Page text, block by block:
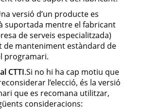
versió d’un producte es
suportada mentre el fabricant
de serveis especialitzada)
de manteniment estàndard de
programari.
CTTI.Si no hi ha cap motiu que
l’elecció, és la versió
que es recomana utilitzar,
consideracions: